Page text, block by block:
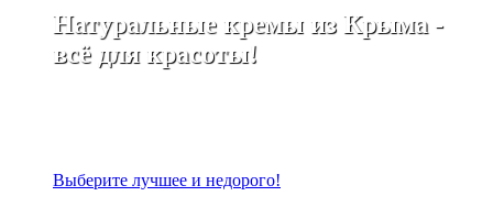
Натуральные кремы из Крыма -
всё для красоты!
Выберите лучшее и недорого!